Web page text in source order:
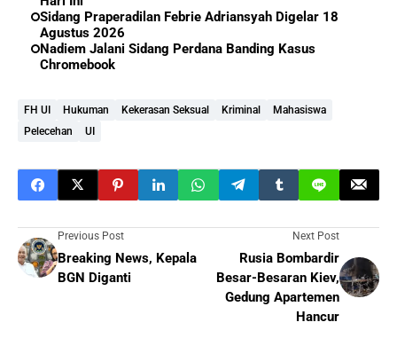
Sidang Praperadilan Febrie Adriansyah Digelar 18
Agustus 2026
Nadiem Jalani Sidang Perdana Banding Kasus
Chromebook
FH UI Hukuman Kekerasan Seksual Kriminal
Mahasiswa
Pelecehan
UI
Previous Post
Breaking News, Kepala
BGN Diganti
Next Post
Rusia Bombardir
Besar-Besaran Kiev,
Gedung Apartemen
Hancur